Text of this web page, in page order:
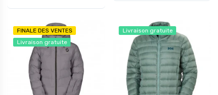
FINALE DES VENTES
Livraison gratuite
Livraison gratuite